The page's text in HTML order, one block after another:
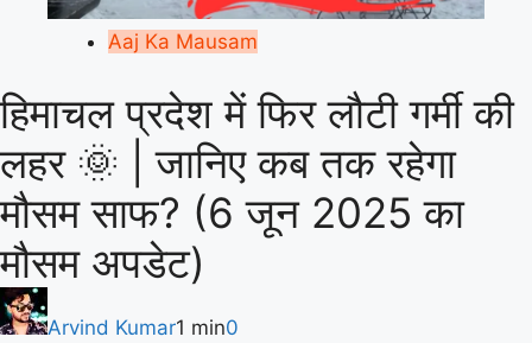
Aaj Ka Mausam
हिमाचल प्रदेश में फिर लौटी गर्मी की
लहर 🌞 | जानिए कब तक रहेगा
मौसम साफ? (6 जून 2025 का
मौसम अपडेट)
Arvind Kumar1 min0